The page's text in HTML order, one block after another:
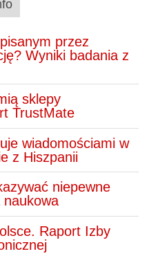
przez
Wyniki badania z
sklepy
TrustMate
wiadomościami w
z Hiszpanii
niepewne
Raport Izby